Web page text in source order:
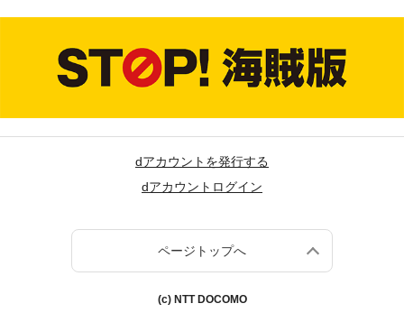
dアカウントを発行する
dアカウントログイン
ページトップへ
(c) NTT DOCOMO